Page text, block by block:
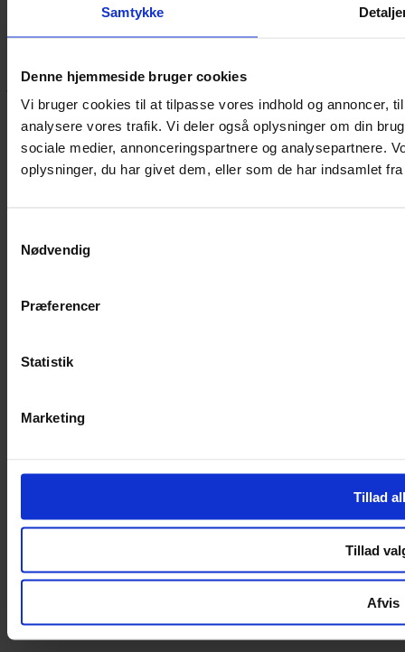
Samtykke
Denne hjemmeside bruger cookies
Vi bruger cookies til at tilpasse vores indhold og annoncer,
analysere vores trafik. Vi deler også oplysninger om din
sociale medier, annonceringspartnere og analysepartnere.
oplysninger, du har givet dem, eller som de har indsamlet
Nødvendig
Præferencer
Statistik
Marketing
Tillad
Tillad
Afvis
mig
eller kom forbi butikken på Vestergade 12 i Tønder. Så hjælper
jeg dig på vej.
Vestergade 12 6270, Tønder
60 51 96 50
post@yarneverywear.dk
CVR 43041649
Cookiepolitik
Cookiepolitik
Copyright © 2022.Design & hosting by Webhuset Ballum ApS